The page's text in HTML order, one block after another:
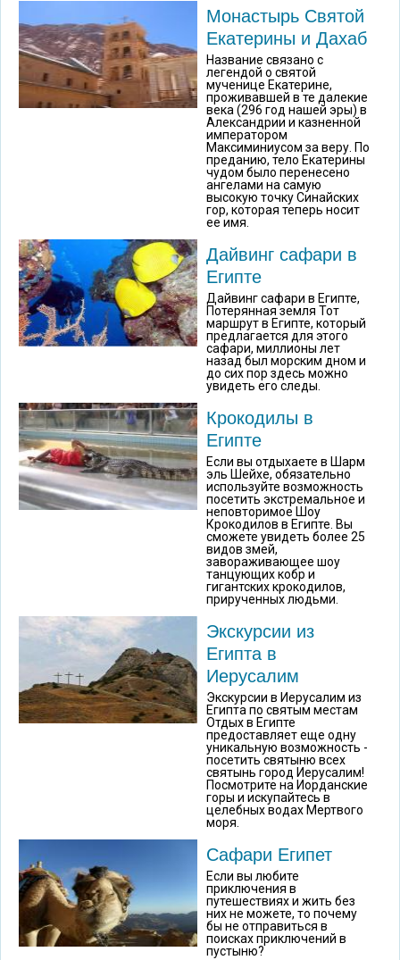
Монастырь Святой
Екатерины и Дахаб
Название связано с
легендой о святой
мученице Екатерине,
проживавшей в те далекие
века (296 год нашей эры) в
Александрии и казненной
императором
Максиминиусом за веру. По
преданию, тело Екатерины
чудом было перенесено
ангелами на самую
высокую точку Синайских
гор, которая теперь носит
ее имя.
Дайвинг сафари в
Египте
Дайвинг сафари в Египте,
Потерянная земля Тот
маршрут в Египте, который
предлагается для этого
сафари, миллионы лет
назад был морским дном и
до сих пор здесь можно
увидеть его следы.
Крокодилы в
Египте
Если вы отдыхаете в Шарм
эль Шейхе, обязательно
используйте возможность
посетить экстремальное и
неповторимое Шоу
Крокодилов в Египте. Вы
сможете увидеть более 25
видов змей,
завораживающее шоу
танцующих кобр и
гигантских крокодилов,
прирученных людьми.
Экскурсии из
Египта в
Иерусалим
Экскурсии в Иерусалим из
Египта по святым местам
Отдых в Египте
предоставляет еще одну
уникальную возможность -
посетить святыню всех
святынь город Иерусалим!
Посмотрите на Иорданские
горы и искупайтесь в
целебных водах Мертвого
моря.
Сафари Египет
Если вы любите
приключения в
путешествиях и жить без
них не можете, то почему
бы не отправиться в
поисках приключений в
пустыню?